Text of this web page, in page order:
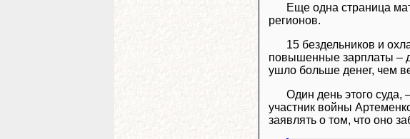
Еще одна страница
регионов.
15 бездельников и
повышенные зарплаты –
ушло больше денег, чем
Один день этого суда,
участник войны
заявлять о том, что оно